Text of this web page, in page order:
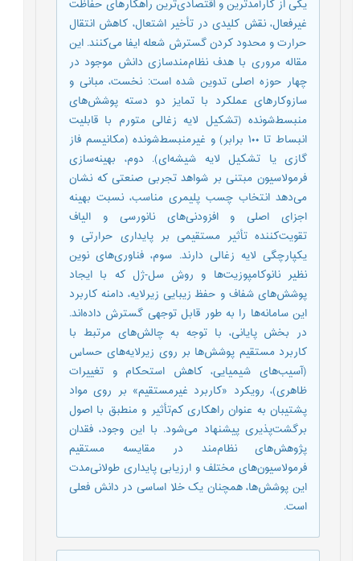
یکی از کارآمدترین و اقتصادی‌ترین راهکارهای حفاظت
غیرفعال، نقش کلیدی در تأخیر اشتعال، کاهش انتقال
حرارت و محدود کردن گسترش شعله ایفا می‌کنند. این
مقاله مروری با هدف نظام‌مندسازی دانش موجود در
چهار حوزه اصلی تدوین شده است: نخست، مبانی و
سازوکارهای عملکرد با تمایز دو دسته پوشش‌های
منبسط‌شونده (تشکیل لایه زغالی متورم با قابلیت
انبساط تا ۱۰۰ برابر) و غیرمنبسط‌شونده (مکانیسم فاز
گازی یا تشکیل لایه شیشه‌ای). دوم، بهینه‌سازی
فرمولاسیون مبتنی بر شواهد تجربی صنعتی که نشان
می‌دهد انتخاب چسب پلیمری مناسب، نسبت بهینه
اجزای اصلی و افزودنی‌های نانورسی و الیاف
تقویت‌کننده تأثیر مستقیمی بر پایداری حرارتی و
یکپارچگی لایه زغالی دارند. سوم، فناوری‌های نوین
نظیر نانوکامپوزیت‌ها و روش سل-ژل که با ایجاد
پوشش‌های شفاف و حفظ زیبایی زیرلایه، دامنه کاربرد
این سامانه‌ها را به طور قابل توجهی گسترش داده‌اند.
در بخش پایانی، با توجه به چالش‌های مرتبط با
کاربرد مستقیم پوشش‌ها بر روی زیرلایه‌های حساس
(آسیب‌های شیمیایی، کاهش استحکام و تغییرات
ظاهری)، رویکرد «کاربرد غیرمستقیم» بر روی مواد
پشتیبان به عنوان راهکاری کم‌تأثیر و منطبق با اصول
برگشت‌پذیری پیشنهاد می‌شود. با این وجود، فقدان
پژوهش‌های نظام‌مند در مقایسه مستقیم
فرمولاسیون‌های مختلف و ارزیابی پایداری طولانی‌مدت
این پوشش‌ها، همچنان یک خلا اساسی در دانش فعلی
است.